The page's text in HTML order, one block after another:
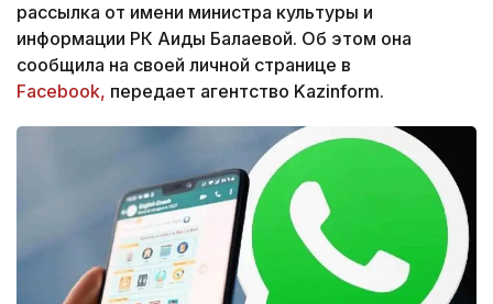
рассылка от имени министра культуры и
информации РК Аиды Балаевой. Об этом она
сообщила на своей личной странице в
Facebook, передает агентство Kazinform.